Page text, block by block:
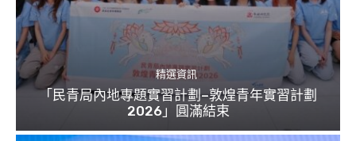
精選資訊
「民青局內地專題實習計劃–敦煌青年實習計劃
2026」圓滿結束